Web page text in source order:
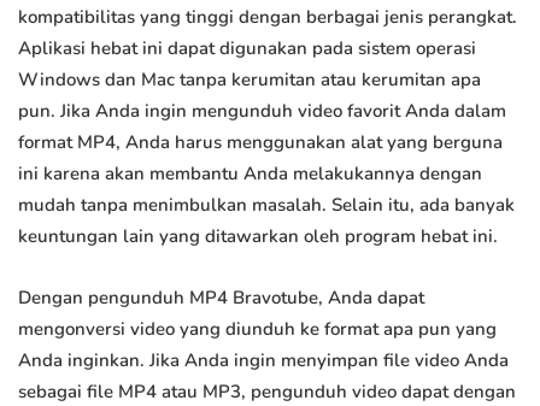
kompatibilitas yang tinggi dengan berbagai jenis perangkat.
Aplikasi hebat ini dapat digunakan pada sistem operasi
Windows dan Mac tanpa kerumitan atau kerumitan apa
pun. Jika Anda ingin mengunduh video favorit Anda dalam
format MP4, Anda harus menggunakan alat yang berguna
ini karena akan membantu Anda melakukannya dengan
mudah tanpa menimbulkan masalah. Selain itu, ada banyak
keuntungan lain yang ditawarkan oleh program hebat ini.
Dengan pengunduh MP4 Bravotube, Anda dapat
mengonversi video yang diunduh ke format apa pun yang
Anda inginkan. Jika Anda ingin menyimpan file video Anda
sebagai file MP4 atau MP3, pengunduh video dapat dengan